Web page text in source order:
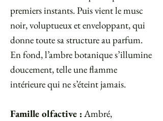
premiers instants. Puis vient le musc
noir, voluptueux et enveloppant, qui
donne toute sa structure au parfum.
En fond, l’ambre botanique s’illumine
doucement, telle une flamme
intérieure qui ne s’éteint jamais.
Famille olfactive : Ambré,